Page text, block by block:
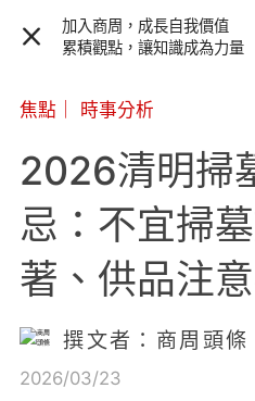
加入商周，成長自我價值
累積觀點，讓知識成為力量
焦點 時事分析
2026清明掃
忌：不宜掃
著、供品注
撰文者：商周頭
2026/03/23